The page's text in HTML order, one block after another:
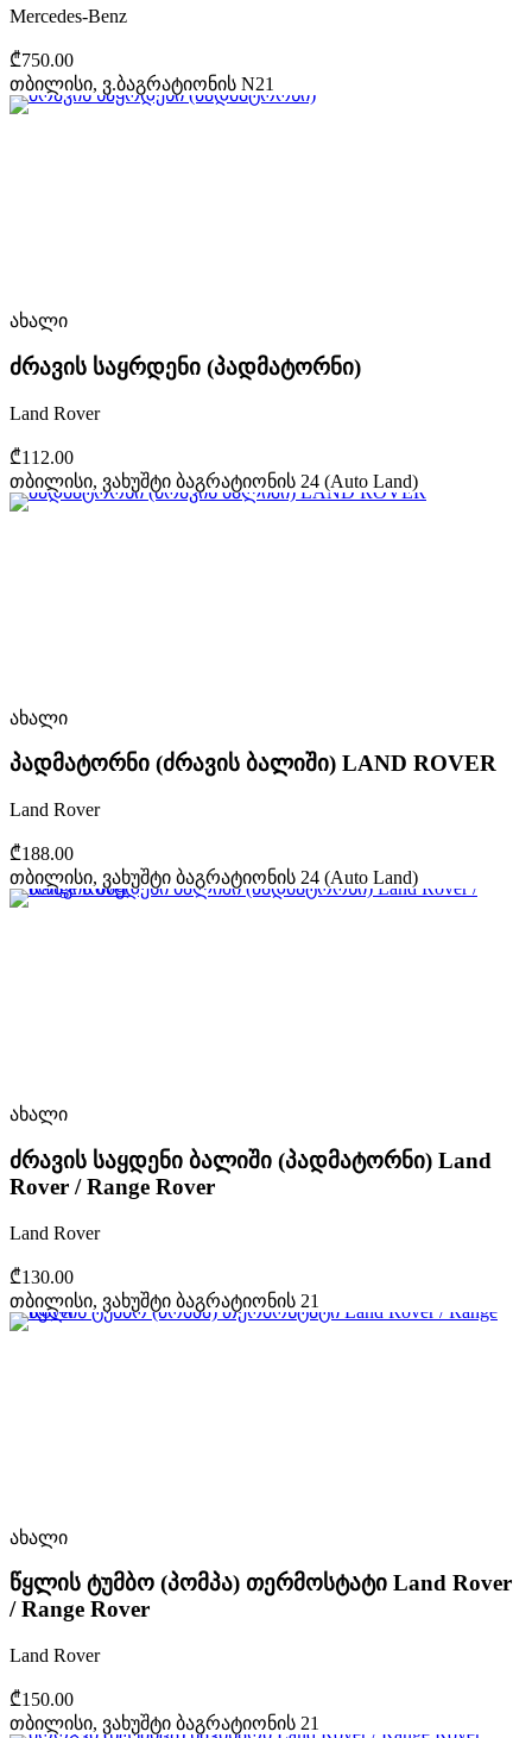
Mercedes-Benz
₾750.00
თბილისი, ვ.ბაგრატიონის N21
ახალი
ძრავის საყრდენი (პადმატორნი)
Land Rover
₾112.00
თბილისი, ვახუშტი ბაგრატიონის 24 (Auto Land)
ახალი
პადმატორნი (ძრავის ბალიში) LAND ROVER
Land Rover
₾188.00
თბილისი, ვახუშტი ბაგრატიონის 24 (Auto Land)
ახალი
ძრავის საყდენი ბალიში (პადმატორნი) Land
Rover / Range Rover
Land Rover
₾130.00
თბილისი, ვახუშტი ბაგრატიონის 21
ახალი
წყლის ტუმბო (პომპა) თერმოსტატი Land Rover
/ Range Rover
Land Rover
₾150.00
თბილისი, ვახუშტი ბაგრატიონის 21